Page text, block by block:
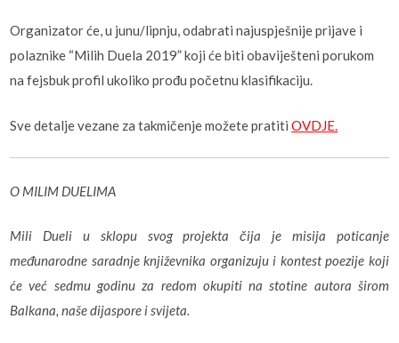
Organizator će, u junu/lipnju, odabrati najuspješnije prijave i
polaznike “Milih Duela 2019” koji će biti obaviješteni porukom
na fejsbuk profil ukoliko prođu početnu klasifikaciju.
Sve detalje vezane za takmičenje možete pratitiOVDJE.
O MILIM DUELIMA
Mili Dueli u sklopu svog projekta čija je misija poticanje
međunarodne saradnje književnika organizuju i kontest poezije koji
će već sedmu godinu za redom okupiti na stotine autora širom
Balkana, naše dijaspore i svijeta.